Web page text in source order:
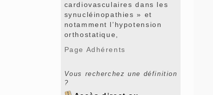
cardiovasculaires dans les
synucléinopathies » et
notamment l’hypotension
orthostatique,
Page Adhérents
Vous recherchez une définition
?